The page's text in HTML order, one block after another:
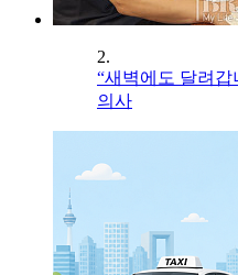
2.
“새벽에도 달려
의사